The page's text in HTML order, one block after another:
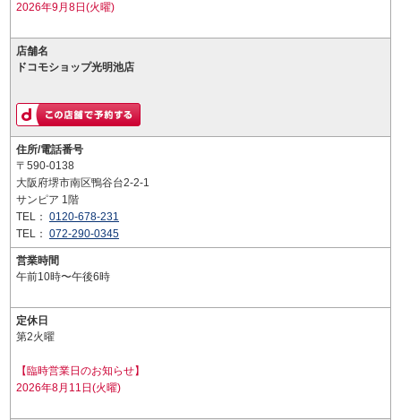
2026年9月8日(火曜)
店舗名
ドコモショップ光明池店
住所/電話番号
〒590-0138
大阪府堺市南区鴨谷台2-2-1
サンピア 1階
TEL： 0120-678-231
TEL： 072-290-0345
営業時間
午前10時〜午後6時
定休日
第2火曜
【臨時営業日のお知らせ】
2026年8月11日(火曜)